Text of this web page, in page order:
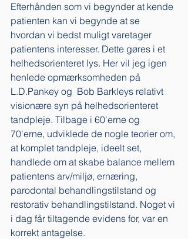
Efterhånden som vi begynder at kende
patienten kan vi begynde at se
hvordan vi bedst muligt varetager
patientens interesser. Dette gøres i et
helhedsorienteret lys. Her vil jeg igen
henlede opmærksomheden på
L.D.Pankey og  Bob Barkleys relativt
visionære syn på helhedsorienteret
tandpleje. Tilbage i 60'erne og
70'erne, udviklede de nogle teorier om,
at komplet tandpleje, ideelt set,
handlede om at skabe balance mellem
patientens arv/miljø, ernæring,
parodontal behandlingstilstand og
restorativ behandlingstilstand. Noget vi
i dag får tiltagende evidens for, var en
korrekt antagelse.